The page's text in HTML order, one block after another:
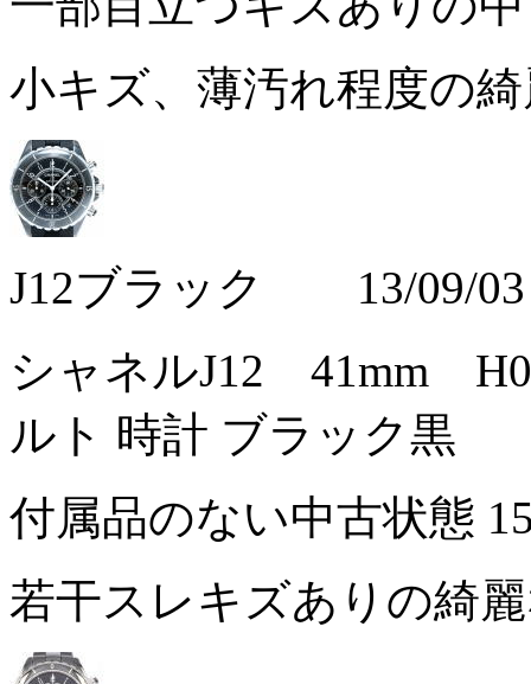
小キズ、薄汚れ程度の
J12ブラック 13/09/03
シャネルJ12 41mm
ルト 時計 ブラック黒
付属品のない中古状態
若干スレキズありの綺